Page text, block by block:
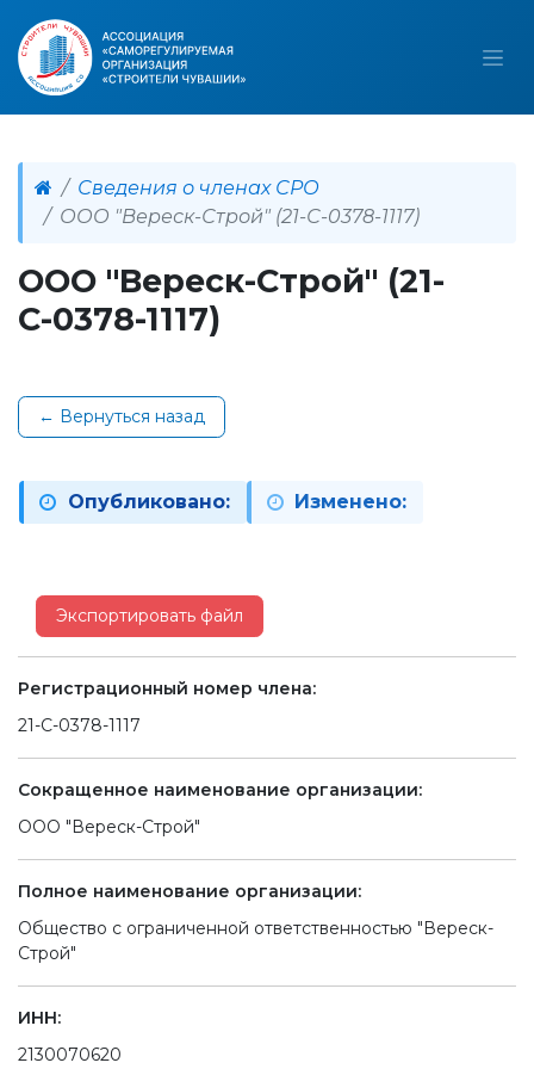
Сведения о членах СРО
ООО "Вереск-Строй" (21-С-0378-1117)
ООО "Вереск-Строй" (21-
С-0378-1117)
← Вернуться назад
Опубликовано: Изменено:
Экспортировать файл
Регистрационный номер члена:
21-С-0378-1117
Сокращенное наименование организации:
ООО "Вереск-Строй"
Полное наименование организации:
Общество с ограниченной ответственностью "Вереск-
Строй"
ИНН:
2130070620